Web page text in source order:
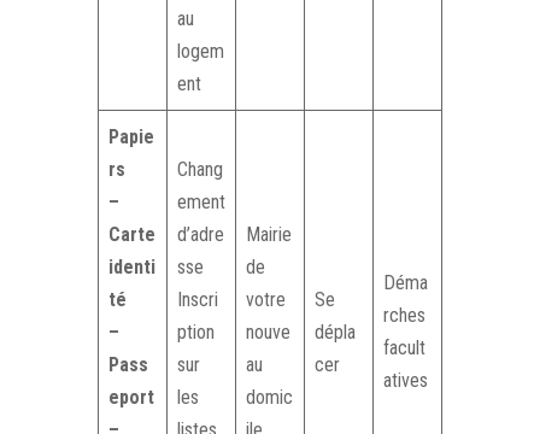
au
logem
ent
Papie
rs
–
Carte
identi
té
–
Pass
eport
–
Chang
ement
d’adre
sse
Inscri
ption
sur
les
listes
Mairie
de
votre
nouve
au
domic
ile
Se
dépla
cer
Déma
rches
facult
atives